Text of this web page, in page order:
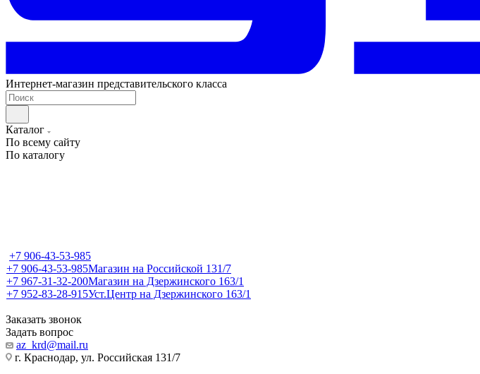
Интернет-магазин представительского класса
Каталог
По всему сайту
По каталогу
+7 906-43-53-985
+7 906-43-53-985Магазин на Российской 131/7
+7 967-31-32-200Магазин на Дзержинского 163/1
+7 952-83-28-915Уст.Центр на Дзержинского 163/1
Заказать звонок
Задать вопрос
az_krd@mail.ru
г. Краснодар, ул. Российская 131/7